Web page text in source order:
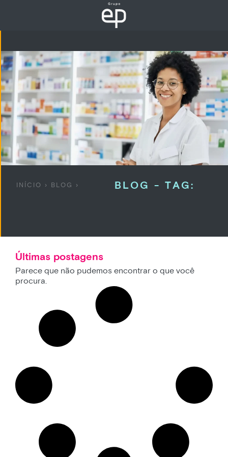
INÍCIO › BLOG › BLOG - TAG:
Últimas postagens
Parece que não pudemos encontrar o que você
procura.